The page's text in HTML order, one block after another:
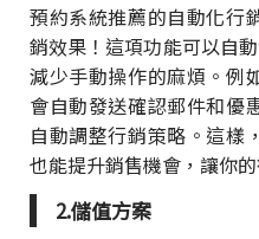
預約系統推薦的自動化行
銷效果！這項功能可以自
減少手動操作的麻煩。例
會自動發送確認郵件和優
自動調整行銷策略。這樣
也能提升銷售機會，讓你
2.儲值方案